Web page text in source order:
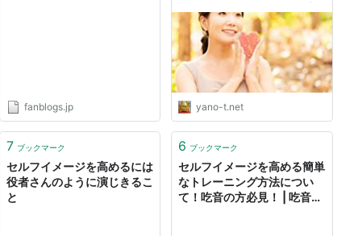
fanblogs.jp
が好転する！セルフイメージ
を劇的に変える４つの習慣』
をYouTubeで対談⁉️≪めち
ゃ推しスピ系YouTube≫ -
YANO-T’ｓ blog
yano-t.net
7 ブックマーク
セルフイメージを高めるには
役者さんのように演じきるこ
と
6 ブックマーク
セルフイメージを高める簡単
なトレーニング方法につい
て！吃音の方必見！ | 吃音な